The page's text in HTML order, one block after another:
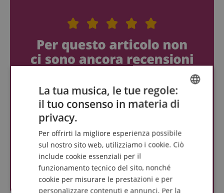
ENGLISH
ITALIAN
SPANISH
La tua musica, le tue regole:
il tuo consenso in materia di
privacy.
Per offrirti la migliore esperienza possibile
sul nostro sito web, utilizziamo i cookie. Ciò
include cookie essenziali per il
funzionamento tecnico del sito, nonché
cookie per misurare le prestazioni e per
personalizzare contenuti e annunci. Per la